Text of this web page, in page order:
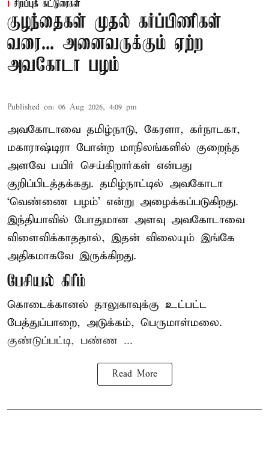
சிறப்புக் கட்டுரைகள்
குழந்தைகள் முதல் கர்ப்பிணிகள்
வரை... அனைவருக்கும் ஏற்ற
அவகோடா பழம்
Published on: 06 Aug 2026, 4:09 pm
அவகோடாவை தமிழ்நாடு, கேரளா, கர்நாடகா,
மகாராஷ்டிரா போன்ற மாநிலங்களில் குறைந்த
அளவே பயிர் செய்கிறார்கள் என்பது
குறிப்பிடத்தக்கது. தமிழ்நாட்டில் அவகோடா
‘வெண்ணை பழம்’ என்று அழைக்கப்படுகிறது.
இந்தியாவில் போதுமான அளவு அவகோடாவை
விளைவிக்காததால், இதன் விலையும் இங்கே
அதிகமாகவே இருக்கிறது.
பேசியல் கிரீம்
கொடைக்கானல் தாலுகாவுக்கு உட்பட்ட
பேத்துப்பாறை, அடுக்கம், பெருமாள்மலை.
குண்டுப்பட்டி, பண்ண ...
Read More